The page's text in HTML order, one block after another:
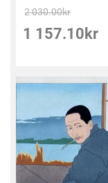
2 030.00kr
1 157.10 kr